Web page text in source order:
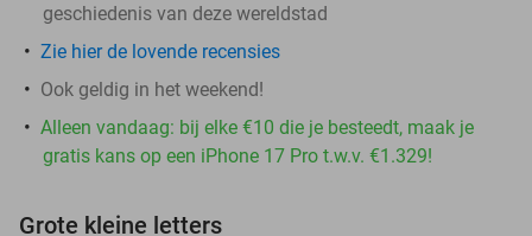
geschiedenis van deze wereldstad
Zie hier de lovende recensies
Ook geldig in het weekend!
Alleen vandaag: bij elke €10 die je besteedt, maak je
gratis kans op een iPhone 17 Pro t.w.v. €1.329!
Grote kleine letters